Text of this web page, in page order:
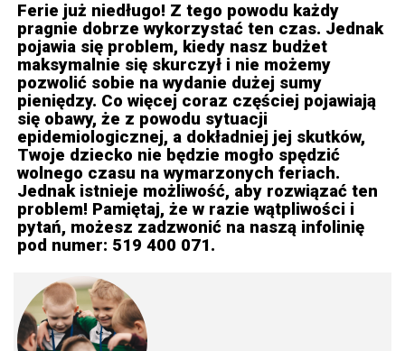
Ferie już niedługo! Z tego powodu każdy
pragnie dobrze wykorzystać ten czas. Jednak
pojawia się problem, kiedy nasz budżet
maksymalnie się skurczył i nie możemy
pozwolić sobie na wydanie dużej sumy
pieniędzy. Co więcej coraz częściej pojawiają
się obawy, że z powodu sytuacji
epidemiologicznej, a dokładniej jej skutków,
Twoje dziecko nie będzie mogło spędzić
wolnego czasu na wymarzonych feriach.
Jednak istnieje możliwość, aby rozwiązać ten
problem! Pamiętaj, że w razie wątpliwości i
pytań, możesz zadzwonić na naszą infolinię
pod numer: 519 400 071.